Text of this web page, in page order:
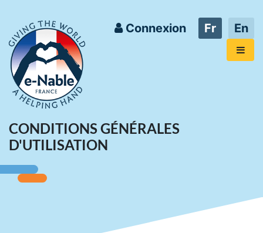
Connexion Fr En
CONDITIONS GÉNÉRALES
D'UTILISATION